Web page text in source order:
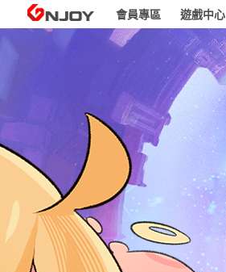
GNJOY
會員專區 遊戲中心